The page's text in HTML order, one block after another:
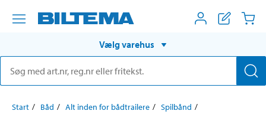
Vælg varehus
Start Båd Alt inden for bådtrailere
Spilbånd